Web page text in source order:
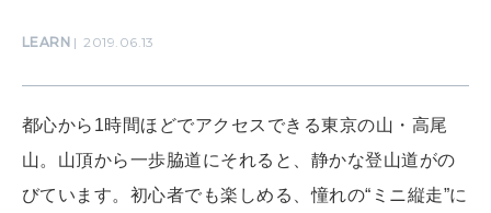
CULTURE
LEARN 2019.06.13
都心から1時間ほどでアクセスできる東京の山・高尾
山。山頂から一歩脇道にそれると、静かな登山道がの
びています。初心者でも楽しめる、憧れの“ミニ縦走”に